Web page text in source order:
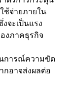
ช้จ่ายภายใน
จะเป็นแรง
งภาคธุรกิจ
การณ์ความขัด
กอาจส่งผลต่อ